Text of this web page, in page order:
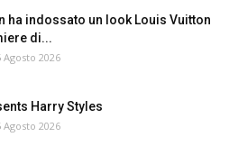
ha indossato un look Louis Vuitton
di...
Agosto 2026
Harry Styles
Agosto 2026